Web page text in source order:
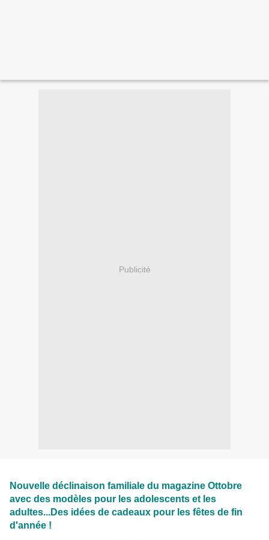
Publicité
Nouvelle déclinaison familiale du magazine Ottobre
avec des modèles pour les adolescents et les
adultes...Des idées de cadeaux pour les fêtes de fin
d'année !